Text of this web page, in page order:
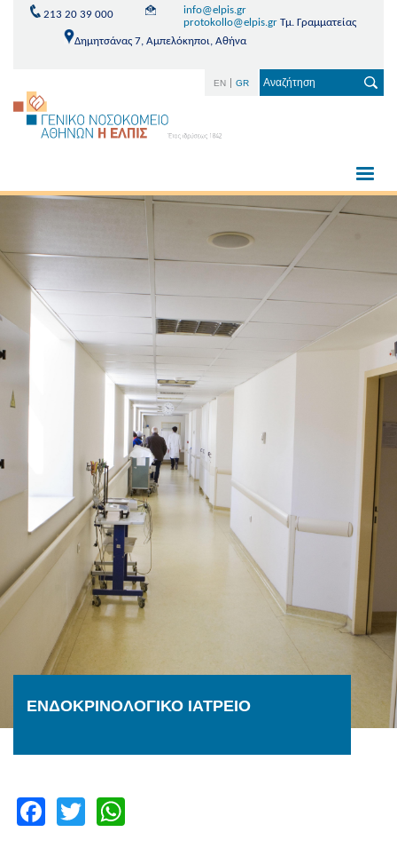
213 20 39 000
info@elpis.gr
protokollo@elpis.grΤμ. Γραμματείας
Δημητσάνας 7, Αμπελόκηποι, Αθήνα
EN GR
ΕΝΔΟΚΡΙΝΟΛΟΓΙΚΟ ΙΑΤΡΕΙΟ
Facebook
Twitter